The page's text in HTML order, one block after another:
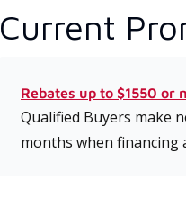
Current
Rebates up to $1550 or
Qualified Buyers make
months when financing